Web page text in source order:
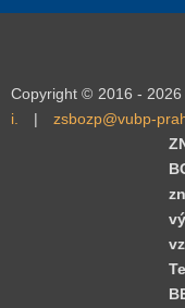
Copyright © 2016 - 2026
i.
|
zsbozp@vubp-